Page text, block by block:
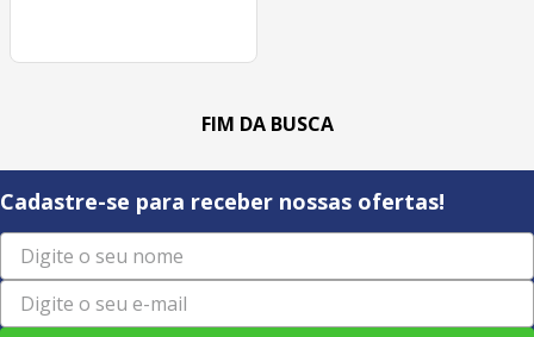
Cadastre-se para receber nossas ofertas!